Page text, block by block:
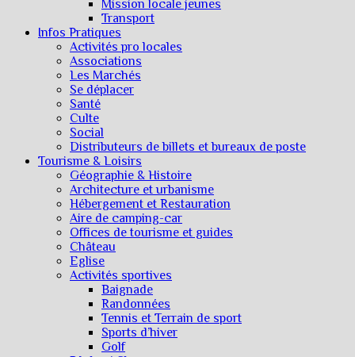
Mission locale jeunes
Transport
Infos Pratiques
Activités pro locales
Associations
Les Marchés
Se déplacer
Santé
Culte
Social
Distributeurs de billets et bureaux de poste
Tourisme & Loisirs
Géographie & Histoire
Architecture et urbanisme
Hébergement et Restauration
Aire de camping-car
Offices de tourisme et guides
Château
Eglise
Activités sportives
Baignade
Randonnées
Tennis et Terrain de sport
Sports d’hiver
Golf